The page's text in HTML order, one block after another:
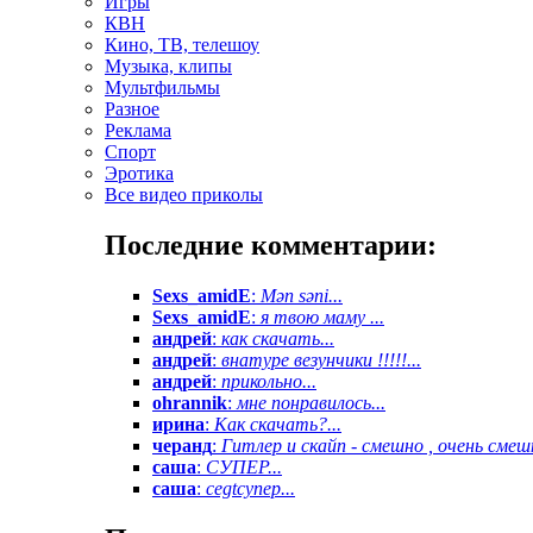
КВН
Кино, ТВ, телешоу
Музыка, клипы
Мультфильмы
Разное
Реклама
Спорт
Эротика
Все видео приколы
Последние комментарии:
Sexs_amidE: Mən səni...
Sexs_amidE: я твою маму ...
андрей: как скачать...
андрей: внатуре везунчики !!!!!...
андрей: прикольно...
ohrannik: мне понравилось...
ирина: Как скачать?...
черанд: Гитлер и скайп - смешно , очень
саша: СУПЕР...
саша: cegtсупер...